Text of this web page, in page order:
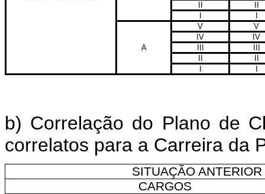
A
V
V
IV
IV
b) Correlação do Plano de
correlatos para a Carreira da
SITUAÇÃO ANTERIOR
CARGOS